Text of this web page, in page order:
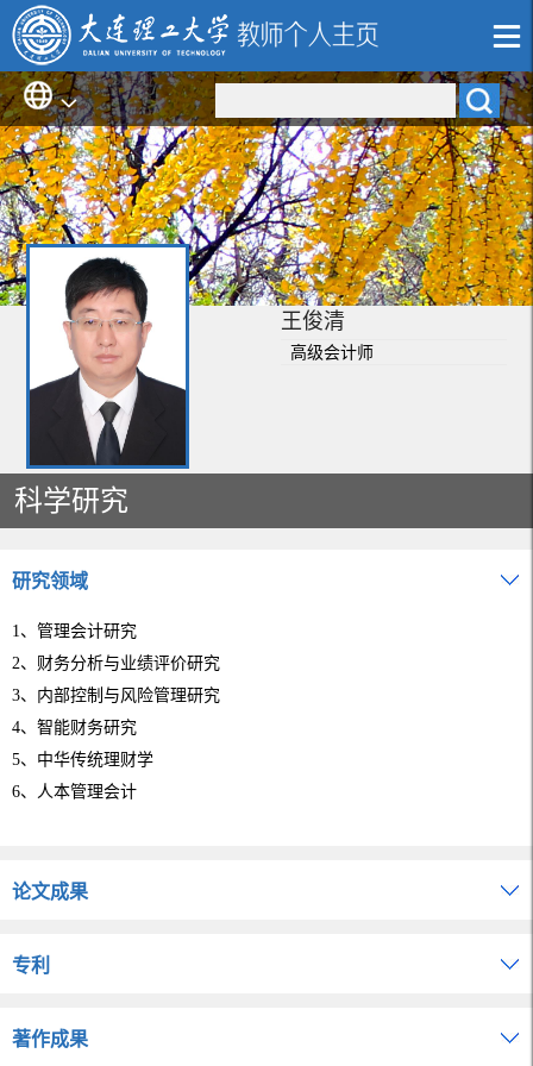
王俊清
高级会计师
科学研究
研究领域
1、管理会计研究
2、 财务分析与业绩评价研究
3、内部控制与风险管理研究
4、智能财务研究
5、中华传统理财学
6、人本管理会计
论文成果
专利
著作成果